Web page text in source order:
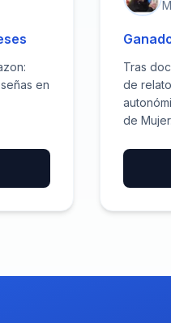
en
Tras
de
de Mujer.